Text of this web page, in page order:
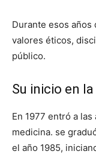
Durante esos años
valores éticos,
público.
Su inicio en la
En 1977 entró a
medicina. se
el año 1985,